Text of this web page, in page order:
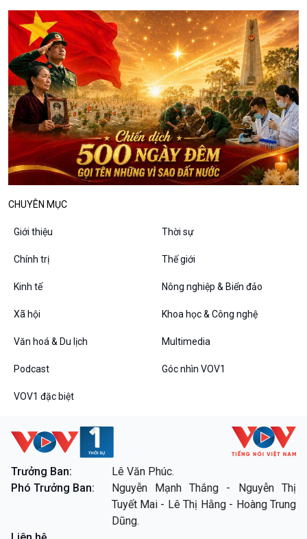
Dòng chảy sự kiện
Đối thoại
Diễn đàn chủ nhật
Chuyện đêm
Chân dung cuộc sống
CHUYÊN MỤC
Giới thiệu Thời sự
Chính trị Thế giới
Kinh tế Nông nghiệp & Biển đảo
Xã hội Khoa học & Công nghệ
Văn hoá & Du lịch Multimedia
Podcast Góc nhìn VOV1
VOV1 đặc biệt
Trưởng Ban:
Lê Văn Phúc.
Phó Trưởng Ban:
Nguyễn Mạnh Thắng - Nguyễn Thị
Tuyết Mai - Lê Thị Hằng - Hoàng Trung
Dũng.